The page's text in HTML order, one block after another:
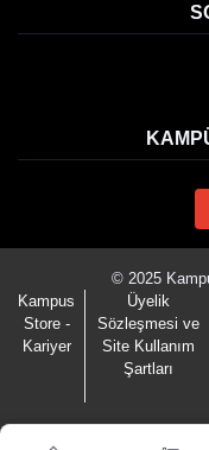
© 2025
Kampus
Store -
Kariyer
Üyelik
Sözleşmesi ve
Site Kullanım
Şartları